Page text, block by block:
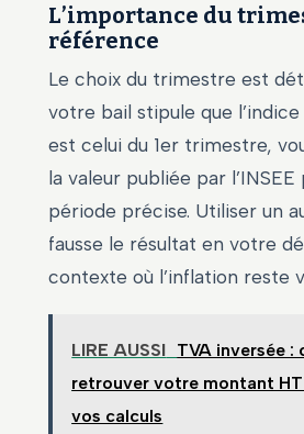
L’importance du
référence
Le choix du trimestre est
votre bail stipule que
est celui du 1er trimestre,
la valeur publiée par
période précise. Utiliser un
fausse le résultat en votre
contexte où l’inflation reste
LIRE AUSSI TVA inversée :
retrouver votre montant
vos calculs